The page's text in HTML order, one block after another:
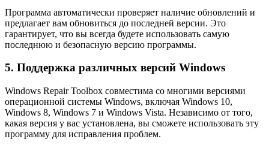
Программа автоматически проверяет наличие обновлений и
предлагает вам обновиться до последней версии. Это
гарантирует, что вы всегда будете использовать самую
последнюю и безопасную версию программы.
5. Поддержка различных версий Windows
Windows Repair Toolbox совместима со многими версиями
операционной системы Windows, включая Windows 10,
Windows 8, Windows 7 и Windows Vista. Независимо от того,
какая версия у вас установлена, вы сможете использовать эту
программу для исправления проблем.